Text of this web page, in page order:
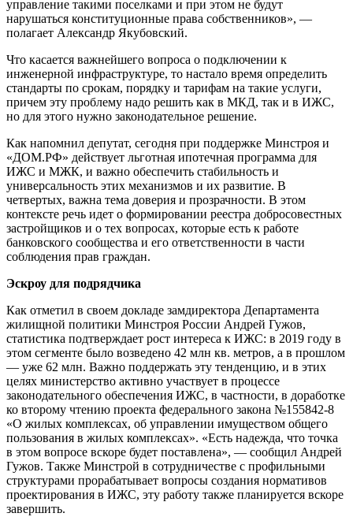
управление такими поселками и при этом не будут
нарушаться конституционные права собственников», —
полагает Александр Якубовский.
Что касается важнейшего вопроса о подключении к
инженерной инфраструктуре, то настало время определить
стандарты по срокам, порядку и тарифам на такие услуги,
причем эту проблему надо решить как в МКД, так и в ИЖС,
но для этого нужно законодательное решение.
Как напомнил депутат, сегодня при поддержке Минстроя и
«ДОМ.РФ» действует льготная ипотечная программа для
ИЖС и МЖК, и важно обеспечить стабильность и
универсальность этих механизмов и их развитие. В
четвертых, важна тема доверия и прозрачности. В этом
контексте речь идет о формировании реестра добросовестных
застройщиков и о тех вопросах, которые есть к работе
банковского сообщества и его ответственности в части
соблюдения прав граждан.
Эскроу для подрядчика
Как отметил в своем докладе замдиректора Департамента
жилищной политики Минстроя России Андрей Гужов,
статистика подтверждает рост интереса к ИЖС: в 2019 году в
этом сегменте было возведено 42 млн кв. метров, а в прошлом
— уже 62 млн. Важно поддержать эту тенденцию, и в этих
целях министерство активно участвует в процессе
законодательного обеспечения ИЖС, в частности, в доработке
ко второму чтению проекта федерального закона №155842-8
«О жилых комплексах, об управлении имуществом общего
пользования в жилых комплексах». «Есть надежда, что точка
в этом вопросе вскоре будет поставлена», — сообщил Андрей
Гужов. Также Минстрой в сотрудничестве с профильными
структурами прорабатывает вопросы создания нормативов
проектирования в ИЖС, эту работу также планируется вскоре
завершить.